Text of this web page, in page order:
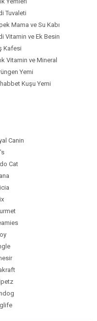
Tuvaleti
Mama ve Su Kabı
Vitamin ve Ek Besin
Kafesi
Vitamin ve Mineral
Yemi
Kuşu Yemi
Canin
Cat